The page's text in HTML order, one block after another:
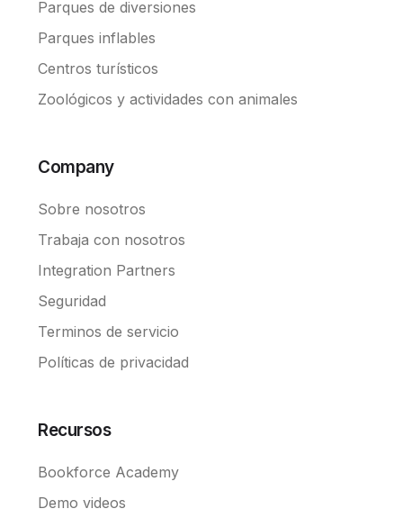
Parques de diversiones
Parques inflables
Centros turísticos
Zoológicos y actividades con animales
Company
Sobre nosotros
Trabaja con nosotros
Integration Partners
Seguridad
Terminos de servicio
Políticas de privacidad
Recursos
Bookforce Academy
Demo videos